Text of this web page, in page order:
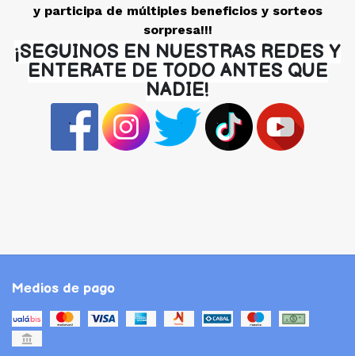
y participa de múltiples beneficios y sorteos
sorpresa!!!
¡SEGUINOS EN NUESTRAS REDES Y
ENTERATE DE TODO ANTES QUE
NADIE!
Medios de pago